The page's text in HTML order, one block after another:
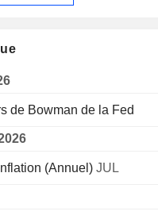
de Bowman de la Fed
(Annuel) JUL